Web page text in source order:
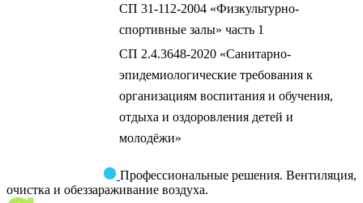
СП 31-112-2004 «Физкультурно-
спортивные залы» часть 1
СП 2.4.3648-2020 «Санитарно-
эпидемиологические требования к
организациям воспитания и обучения,
отдыха и оздоровления детей и
молодёжи»
Профессиональные решения. Вентиляция,
очистка и обеззараживание воздуха.